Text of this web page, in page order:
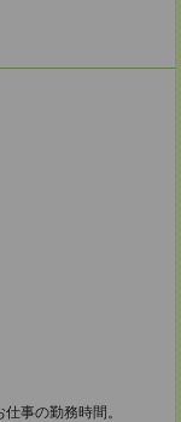
事の勤務時間。